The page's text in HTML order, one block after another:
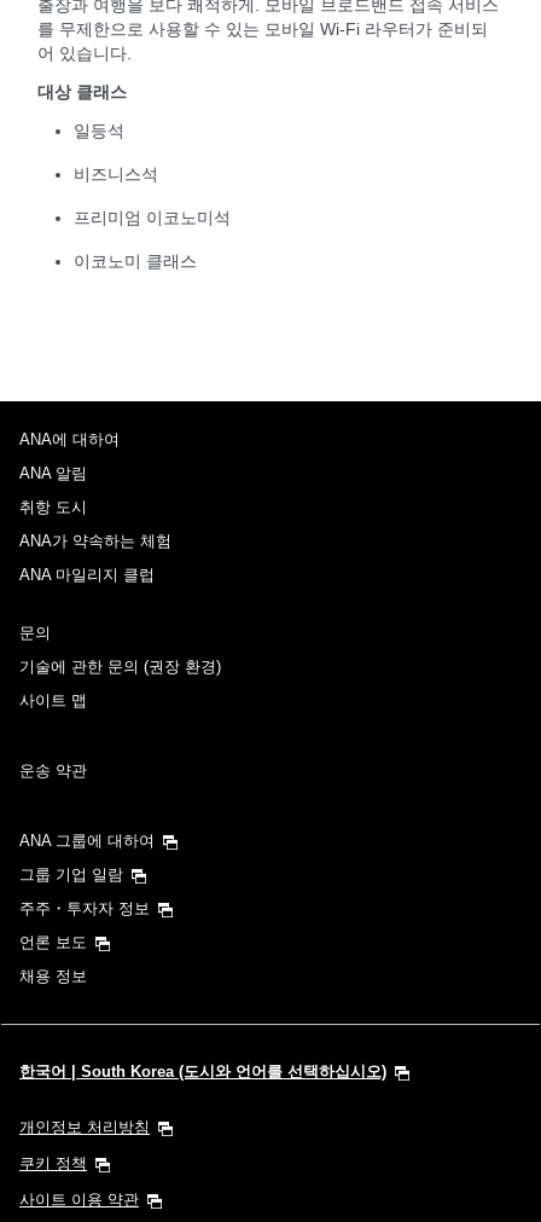
출장과 여행을 보다 쾌적하게. 모바일 브로드밴드 접속 서비스
를 무제한으로 사용할 수 있는 모바일 Wi-Fi 라우터가 준비되
어 있습니다.
대상 클래스
일등석
비즈니스석
프리미엄 이코노미석
이코노미 클래스
ANA에 대하여
ANA 알림
취항 도시
ANA가 약속하는 체험
ANA 마일리지 클럽
문의
기술에 관한 문의 (권장 환경)
사이트 맵
운송 약관
ANA 그룹에 대하여
그룹 기업 일람
주주・투자자 정보
언론 보도
채용 정보
한국어 | South Korea (도시와 언어를 선택하십시오)
개인정보 처리방침
쿠키 정책
사이트 이용 약관